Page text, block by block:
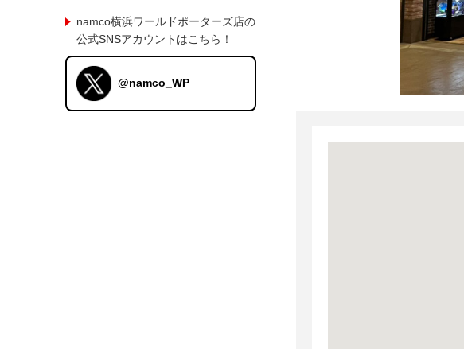
namco横浜ワールドポーターズ店の
公式SNSアカウントはこちら！
@namco_WP